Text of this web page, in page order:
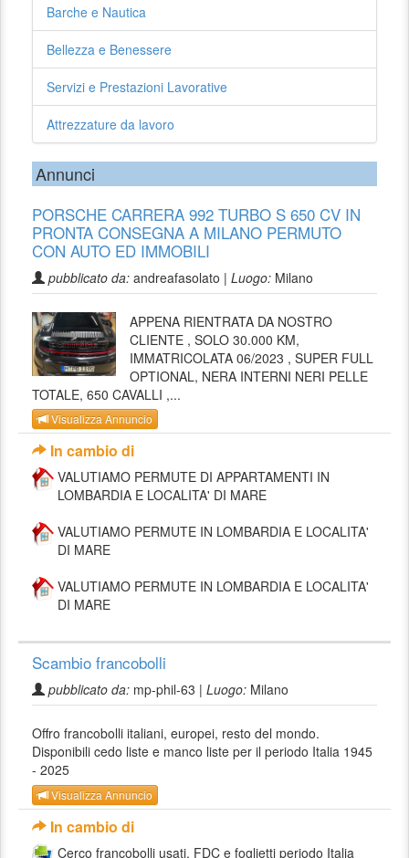
Barche e Nautica
Bellezza e Benessere
Servizi e Prestazioni Lavorative
Attrezzature da lavoro
Annunci
PORSCHE CARRERA 992 TURBO S 650 CV IN
PRONTA CONSEGNA A MILANO PERMUTO
CON AUTO ED IMMOBILI
pubblicato da: andreafasolato | Luogo: Milano
APPENA RIENTRATA DA NOSTRO
CLIENTE , SOLO 30.000 KM,
IMMATRICOLATA 06/2023 , SUPER FULL
OPTIONAL, NERA INTERNI NERI PELLE
TOTALE, 650 CAVALLI ,...
Visualizza Annuncio
In cambio di
VALUTIAMO PERMUTE DI APPARTAMENTI IN
LOMBARDIA E LOCALITA' DI MARE
VALUTIAMO PERMUTE IN LOMBARDIA E LOCALITA'
DI MARE
VALUTIAMO PERMUTE IN LOMBARDIA E LOCALITA'
DI MARE
Scambio francobolli
pubblicato da: mp-phil-63 | Luogo: Milano
Offro francobolli italiani, europei, resto del mondo.
Disponibili cedo liste e manco liste per il periodo Italia 1945
- 2025
Visualizza Annuncio
In cambio di
Cerco francobolli usati, FDC e foglietti periodo Italia